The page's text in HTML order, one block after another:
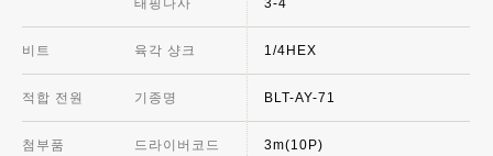
태핑나사
비트 육각 샹크
적합 전원 기종명
첨부품
드라이버코드
3-4
1/4HEX
BLT-AY-71
3m(10P)